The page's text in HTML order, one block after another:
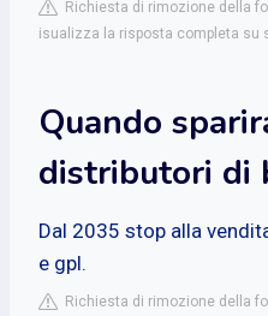
Richiesta di rimozione della
isualizza la risposta completa su
Quando
distributori di
Dal 2035 stop alla
e gpl.
Richiesta di rimozione della